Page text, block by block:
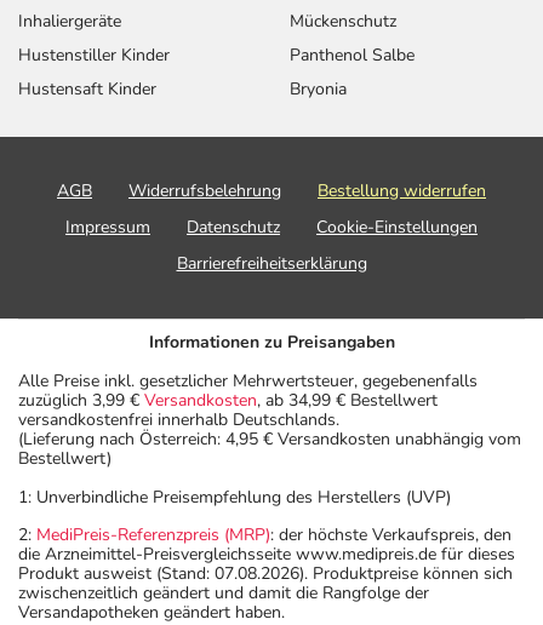
Inhaliergeräte
Hustenstiller Kinder
Hustensaft Kinder
Mückenschutz
Panthenol Salbe
Bryonia
AGB Widerrufsbelehrung
Bestellung widerrufen
Impressum
Datenschutz
Cookie-Einstellungen
Barrierefreiheitserklärung
Informationen zu Preisangaben
Alle Preise inkl. gesetzlicher Mehrwertsteuer, gegebenenfalls
zuzüglich 3,99 € Versandkosten, ab 34,99 € Bestellwert
versandkostenfrei innerhalb Deutschlands.
(Lieferung nach Österreich: 4,95 € Versandkosten unabhängig vom
Bestellwert)
1: Unverbindliche Preisempfehlung des Herstellers (UVP)
2: MediPreis-Referenzpreis (MRP): der höchste Verkaufspreis, den
die Arzneimittel-Preisvergleichsseite www.medipreis.de für dieses
Produkt ausweist (Stand: 07.08.2026). Produktpreise können sich
zwischenzeitlich geändert und damit die Rangfolge der
Versandapotheken geändert haben.